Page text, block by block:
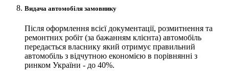
Видача автомобіля замовнику
Після оформлення всієї документації, розмитнення та
ремонтних робіт (за бажанням клієнта) автомобіль
передається власнику який отримує правильний
автомобіль з відчутною економією в порівнянні з
ринком України - до 40%.